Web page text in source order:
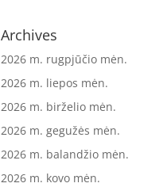
Archives
2026 m. rugpjūčio mėn.
2026 m. liepos mėn.
2026 m. birželio mėn.
2026 m. gegužės mėn.
2026 m. balandžio mėn.
2026 m. kovo mėn.